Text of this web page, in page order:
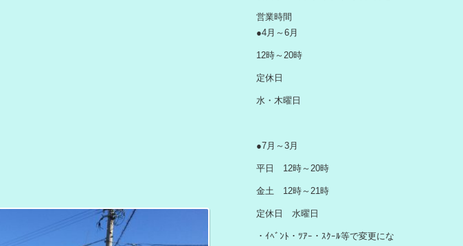
営業時間
●4月～6月
12時～20時
定休日
水・木曜日
●7月～3月
平日 12時～20時
金土 12時～21時
定休日 水曜日
・ｲﾍﾞﾝﾄ・ﾂｱｰ・ｽｸｰﾙ等で変更にな